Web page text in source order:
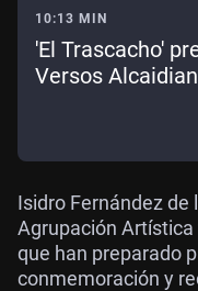
10:13 MIN
'El Trascacho'
Versos
Isidro Fernández de
Agrupación
que han preparado
conmemoración y